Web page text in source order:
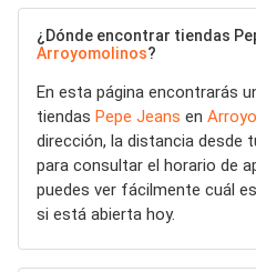
¿Dónde encontrar tiendas
Arroyomolinos?
En esta página encontrarás
tiendas Pepe Jeans en
dirección, la distancia desde
para consultar el horario de
puedes ver fácilmente cuál
si está abierta hoy.